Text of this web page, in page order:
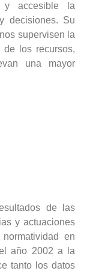
y accesible la
decisiones. Su
supervisen la
de los recursos,
una mayor
de las
y actuaciones
en
año 2002 a la
tanto los datos